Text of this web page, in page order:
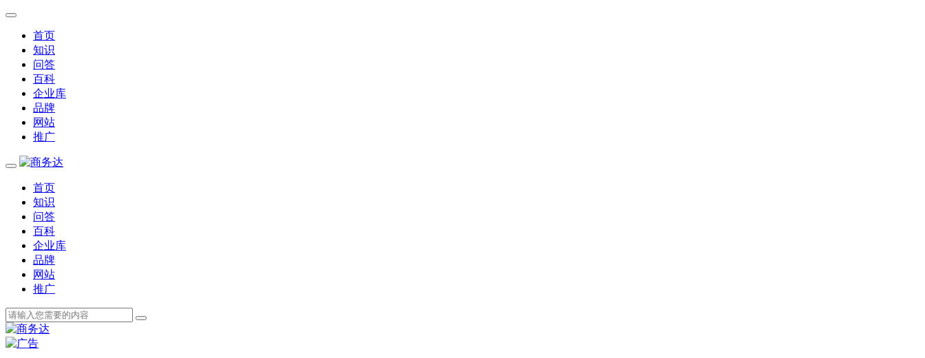
首页
知识
问答
百科
企业库
品牌
网站
推广
首页
知识
问答
百科
企业库
品牌
网站
推广